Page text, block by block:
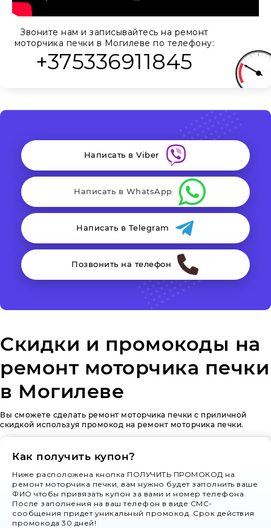
Звоните нам и записывайтесь на ремонт
моторчика печки в Могилеве по телефону:
+375336911845
Написать в Viber
Написать в WhatsApp
Написать в Telegram
Позвонить на телефон
Скидки и промокоды на
ремонт моторчика печки
в Могилеве
Вы сможете сделать ремонт моторчика печки с приличной
скидкой используя промокод на ремонт моторчика печки.
Как получить купон?
Ниже расположена кнопка ПОЛУЧИТЬ ПРОМОКОД на
ремонт моторчика печки, вам нужно будет заполнить ваше
ФИО чтобы привязать купон за вами и номер телефона.
После заполнения на ваш телефон в виде СМС-
сообщения придет уникальный промокод. Срок действия
промокода 30 дней!